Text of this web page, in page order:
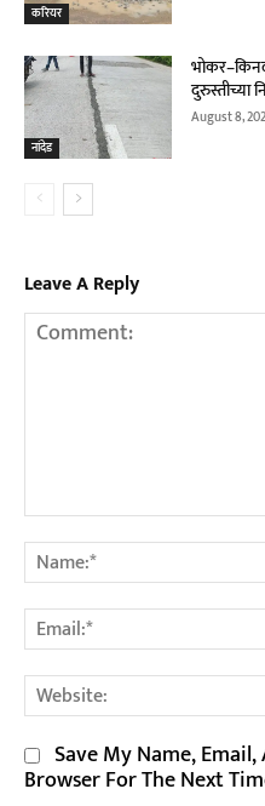
करियर
नांदेड
दुरुस्तीच्या
August 8,
Leave A Reply
Comment:
Save My Name,
Browser For The Next